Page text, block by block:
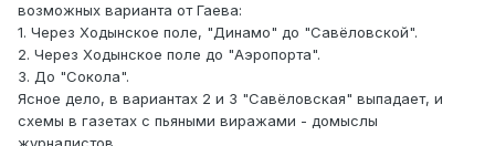
возможных варианта от Гаева:
1. Через Ходынское поле, "Динамо" до "Савёловской".
2. Через Ходынское поле до "Аэропорта".
3. До "Сокола".
Ясное дело, в вариантах 2 и 3 "Савёловская" выпадает, и
схемы в газетах с пьяными виражами - домыслы